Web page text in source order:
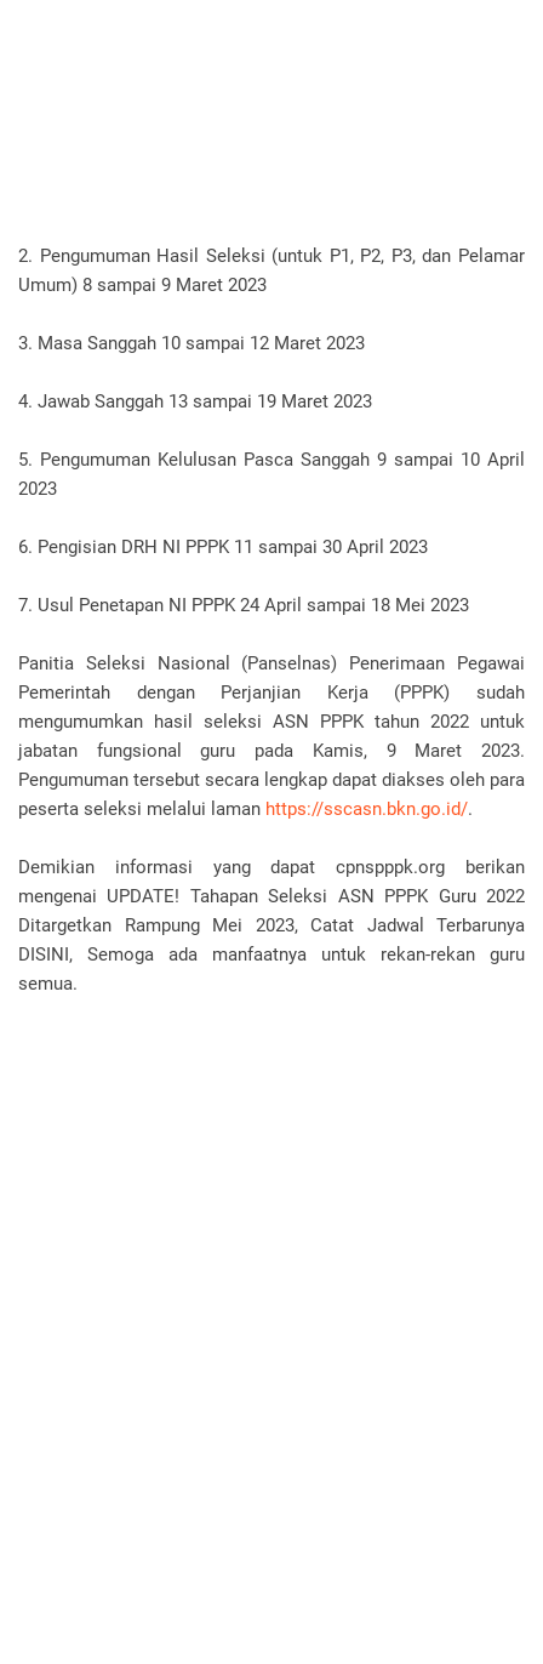
2. Pengumuman Hasil Seleksi (untuk P1, P2, P3, dan Pelamar
Umum) 8 sampai 9 Maret 2023
3. Masa Sanggah 10 sampai 12 Maret 2023
4. Jawab Sanggah 13 sampai 19 Maret 2023
5. Pengumuman Kelulusan Pasca Sanggah 9 sampai 10 April
2023
6. Pengisian DRH NI PPPK 11 sampai 30 April 2023
7. Usul Penetapan NI PPPK 24 April sampai 18 Mei 2023
Panitia Seleksi Nasional (Panselnas) Penerimaan Pegawai
Pemerintah dengan Perjanjian Kerja (PPPK) sudah
mengumumkan hasil seleksi ASN PPPK tahun 2022 untuk
jabatan fungsional guru pada Kamis, 9 Maret 2023.
Pengumuman tersebut secara lengkap dapat diakses oleh para
peserta seleksi melalui laman https://sscasn.bkn.go.id/.
Demikian informasi yang dapat cpnspppk.org berikan
mengenai UPDATE! Tahapan Seleksi ASN PPPK Guru 2022
Ditargetkan Rampung Mei 2023, Catat Jadwal Terbarunya
DISINI, Semoga ada manfaatnya untuk rekan-rekan guru
semua.